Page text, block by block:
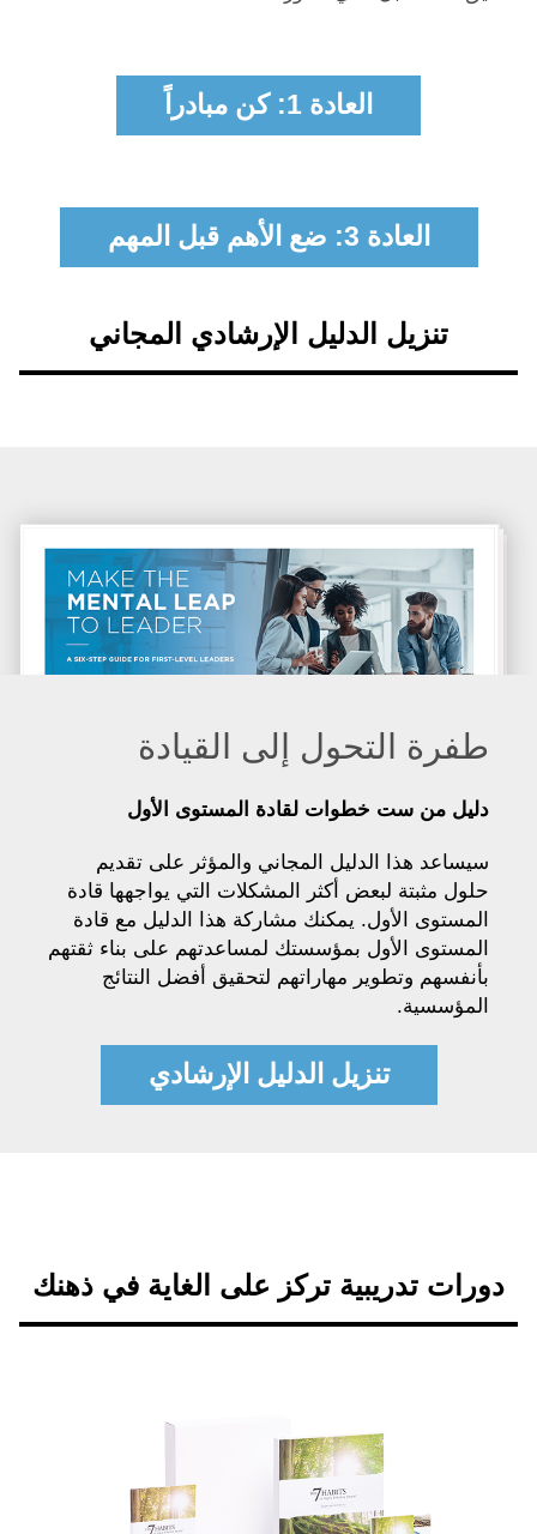
العادة 1: كن مبادراً
العادة 3: ضع الأهم قبل المهم
تنزيل الدليل الإرشادي المجاني
طفرة التحول إلى القيادة
دليل من ست خطوات لقادة المستوى الأول
سيساعد هذا الدليل المجاني والمؤثر على تقديم
حلول مثبتة لبعض أكثر المشكلات التي يواجهها قادة
المستوى الأول. يمكنك مشاركة هذا الدليل مع قادة
المستوى الأول بمؤسستك لمساعدتهم على بناء ثقتهم
بأنفسهم وتطوير مهاراتهم لتحقيق أفضل النتائج
المؤسسية.
تنزيل الدليل الإرشادي
دورات تدريبية تركز على الغاية في ذهنك